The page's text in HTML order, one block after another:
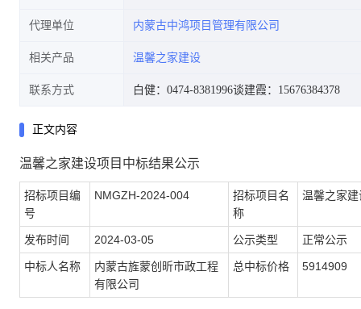
代理单位 内蒙古中鸿项目管理有限公司
相关产品 温馨之家建设
联系方式 白健：0474-8381996谈建霞：15676384378
正文内容
温馨之家建设项目中标结果公示
招标项目编
号
NMGZH-2024-004
招标项目名
称
温馨之家
发布时间 2024-03-05 公示类型 正常公示
中标人名称
内蒙古旌蒙创昕市政工程
有限公司
总中标价格 5914909